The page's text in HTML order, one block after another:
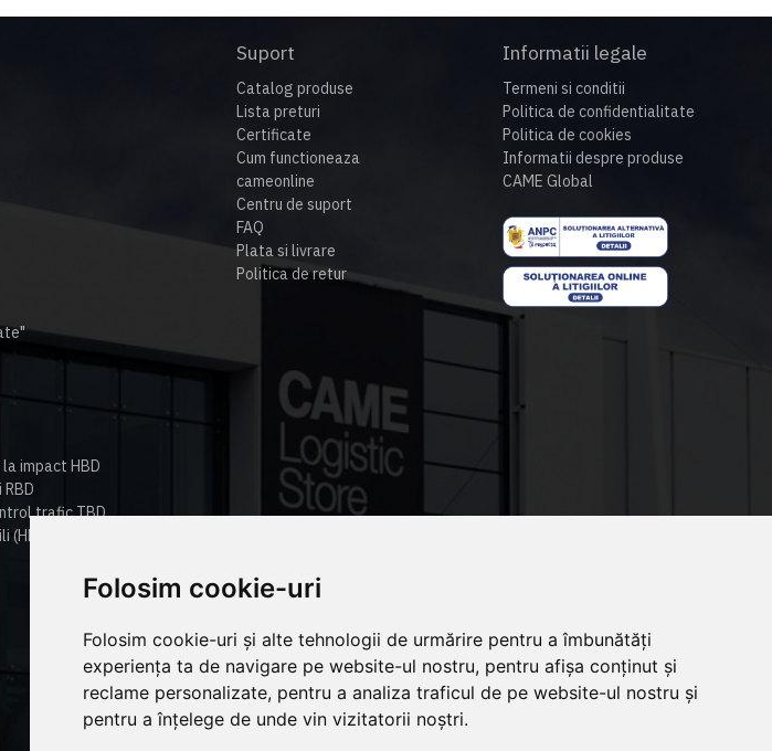
Folosim cookie-uri
Folosim cookie-uri și alte tehnologii de urmărire pentru a îmbunătăți
experiența ta de navigare pe website-ul nostru, pentru afișa conținut și
reclame personalizate, pentru a analiza traficul de pe website-ul nostru și
pentru a înțelege de unde vin vizitatorii noștri.
impact HBD
trafic TBD
Suport
Catalog produse
Lista preturi
Certificate
Cum functioneaza
cameonline
Centru de suport
FAQ
Plata si livrare
Politica de retur
Informatii legale
Termeni si conditii
Politica de confidentialitate
Politica de cookies
Informatii despre produse
CAME Global